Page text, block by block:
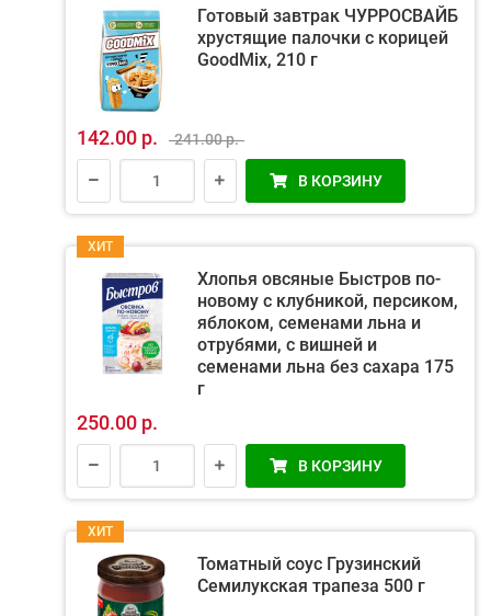
Готовый завтрак ЧУРРОСВАЙБ
хрустящие палочки с корицей
GoodMix, 210 г
142.00 р. 241.00 р.
В КОРЗИНУ
ХИТ
Хлопья овсяные Быстров по-
новому с клубникой, персиком,
яблоком, семенами льна и
отрубями, с вишней и
семенами льна без сахара 175
г
250.00 р.
В КОРЗИНУ
ХИТ
Томатный соус Грузинский
Семилукская трапеза 500 г